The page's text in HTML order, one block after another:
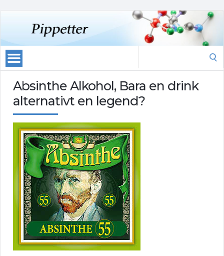
Absinthe Alkohol, Bara en drink
alternativt en legend?